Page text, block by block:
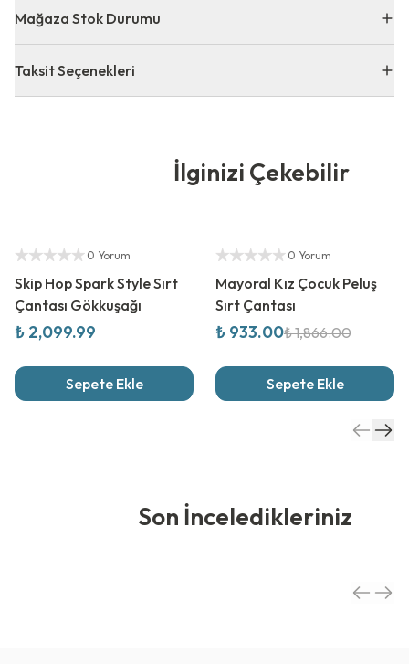
Mağaza Stok Durumu
Taksit Seçenekleri
İlginizi Çekebilir
0 Yorum
Skip Hop Spark Style Sırt
Çantası Gökkuşağı
₺ 2,099.99
Sepete Ekle
Yetkili Satıcı
0 Yorum
Mayoral Kız Çocuk Peluş
Sırt Çantası
₺ 933.00₺ 1,866.00
Sepete Ekle
Son İnceledikleriniz